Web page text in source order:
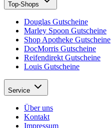
Top-Shops
Douglas Gutscheine
Marley Spoon Gutscheine
Shop Apotheke Gutscheine
DocMorris Gutscheine
Reifendirekt Gutscheine
Louis Gutscheine
Service
Über uns
Kontakt
Impressum